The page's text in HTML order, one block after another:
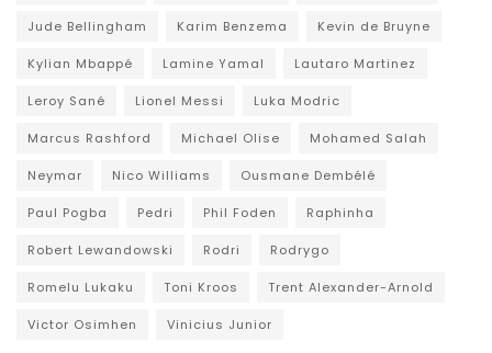
Jude Bellingham Karim Benzema Kevin de Bruyne
Kylian Mbappé Lamine Yamal Lautaro Martinez
Leroy Sané Lionel Messi Luka Modric
Marcus Rashford Michael Olise Mohamed Salah
Neymar Nico Williams Ousmane Dembélé
Paul Pogba Pedri Phil Foden Raphinha
Robert Lewandowski Rodri Rodrygo
Romelu Lukaku Toni Kroos Trent Alexander-Arnold
Victor Osimhen Vinicius Junior